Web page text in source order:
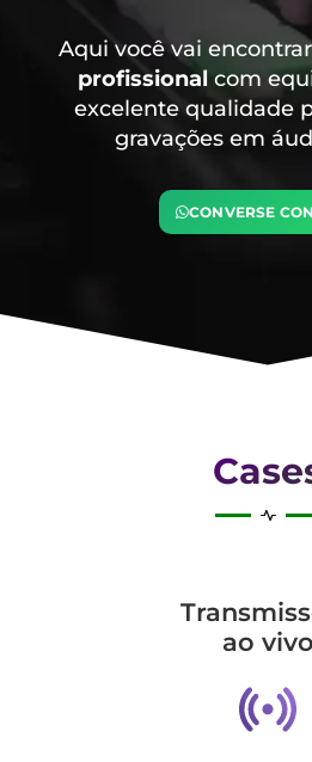
Aqui você vai
profissional com
excelente qualidade
gravações em
CONVERSE
ao vivo